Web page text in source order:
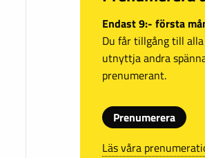
Endast 9:- första
Du får tillgång till
utnyttja andra
prenumerant.
Prenumerera
Läs våra